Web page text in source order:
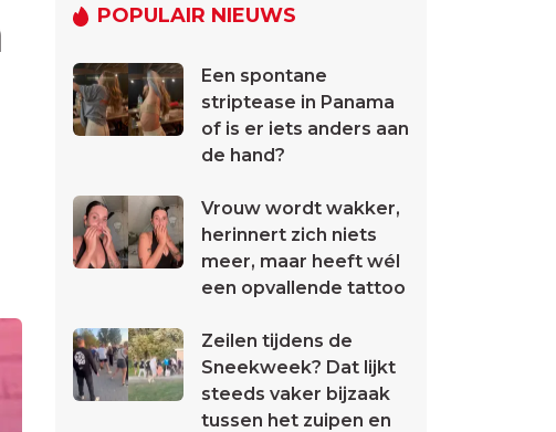
POPULAIR NIEUWS
Een spontane
striptease in Panama
of is er iets anders aan
de hand?
Vrouw wordt wakker,
herinnert zich niets
meer, maar heeft wél
een opvallende tattoo
Zeilen tijdens de
Sneekweek? Dat lijkt
steeds vaker bijzaak
tussen het zuipen en